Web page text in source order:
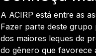
A ACIRP está entre as
Fazer parte deste grupo
dos maiores leques de
do gênero que favorece